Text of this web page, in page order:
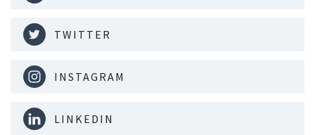
TWITTER
INSTAGRAM
LINKEDIN